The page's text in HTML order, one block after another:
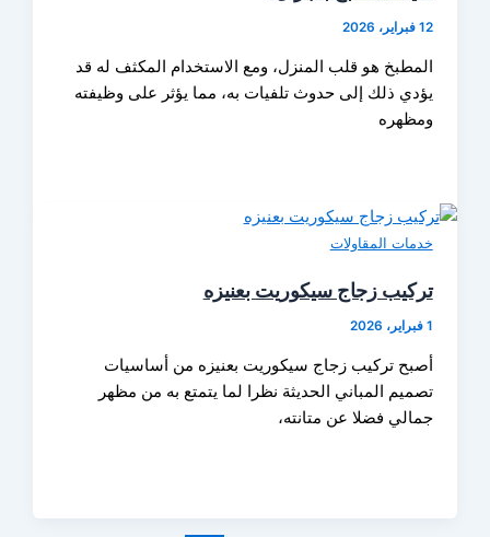
12 فبراير، 2026
المطبخ هو قلب المنزل، ومع الاستخدام المكثف له قد
يؤدي ذلك إلى حدوث تلفيات به، مما يؤثر على وظيفته
ومظهره
خدمات المقاولات
تركيب زجاج سيكوريت بعنيزه
1 فبراير، 2026
أصبح تركيب زجاج سيكوريت بعنيزه من أساسيات
تصميم المباني الحديثة نظرا لما يتمتع به من مظهر
جمالي فضلا عن متانته،